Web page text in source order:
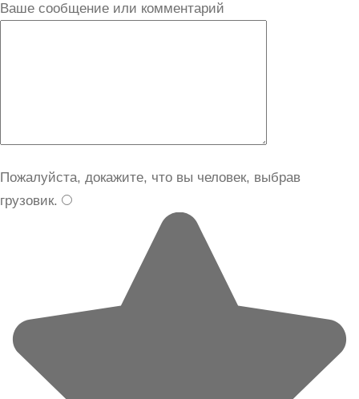
Ваше сообщение или комментарий
Пожалуйста, докажите, что вы человек, выбрав
грузовик.